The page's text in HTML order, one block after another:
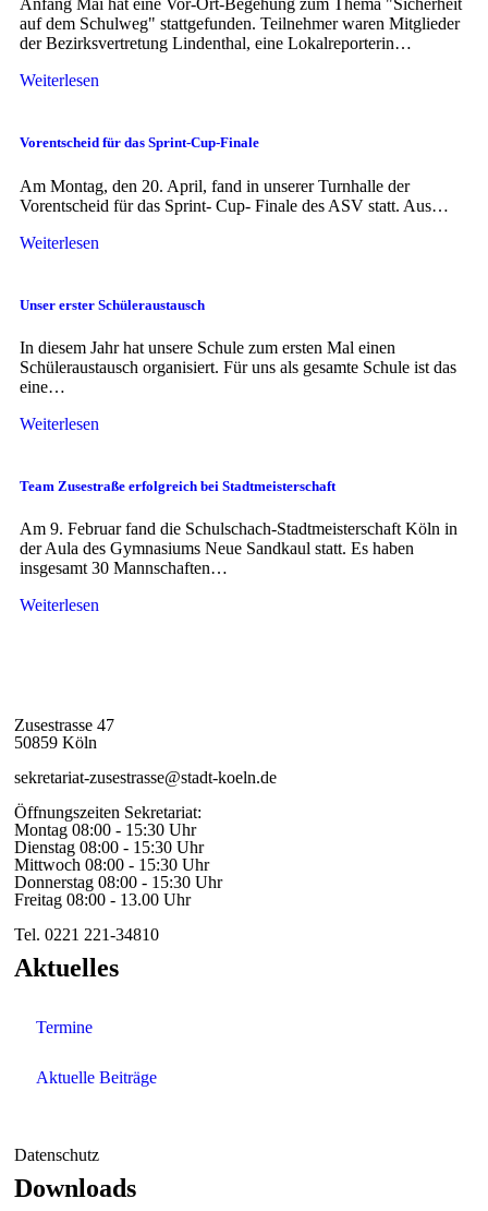
Anfang Mai hat eine Vor-Ort-Begehung zum Thema "Sicherheit
auf dem Schulweg" stattgefunden. Teilnehmer waren Mitglieder
der Bezirksvertretung Lindenthal, eine Lokalreporterin…
Weiterlesen
Vorentscheid für das Sprint-Cup-Finale
Am Montag, den 20. April, fand in unserer Turnhalle der
Vorentscheid für das Sprint- Cup- Finale des ASV statt. Aus…
Weiterlesen
Unser erster Schüleraustausch
In diesem Jahr hat unsere Schule zum ersten Mal einen
Schüleraustausch organisiert. Für uns als gesamte Schule ist das
eine…
Weiterlesen
Team Zusestraße erfolgreich bei Stadtmeisterschaft
Am 9. Februar fand die Schulschach-Stadtmeisterschaft Köln in
der Aula des Gymnasiums Neue Sandkaul statt. Es haben
insgesamt 30 Mannschaften…
Weiterlesen
Zusestrasse 47
50859 Köln
sekretariat-zusestrasse@stadt-koeln.de
Öffnungszeiten Sekretariat:
Montag 08:00 - 15:30 Uhr
Dienstag 08:00 - 15:30 Uhr
Mittwoch 08:00 - 15:30 Uhr
Donnerstag 08:00 - 15:30 Uhr
Freitag 08:00 - 13.00 Uhr
Tel. 0221 221-34810
Aktuelles
Termine
Aktuelle Beiträge
Datenschutz
Downloads